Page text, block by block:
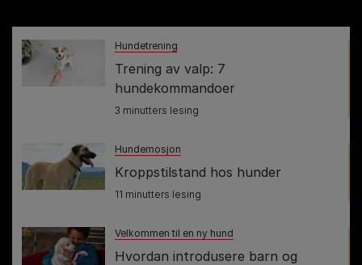
Hundetrening
Trening av valp: 7
hundekommandoer
3 minutters lesing
Hundemosjon
Kroppstilstand hos hunder
11 minutters lesing
Velkommen til en ny hund
Hvordan introdusere barn og